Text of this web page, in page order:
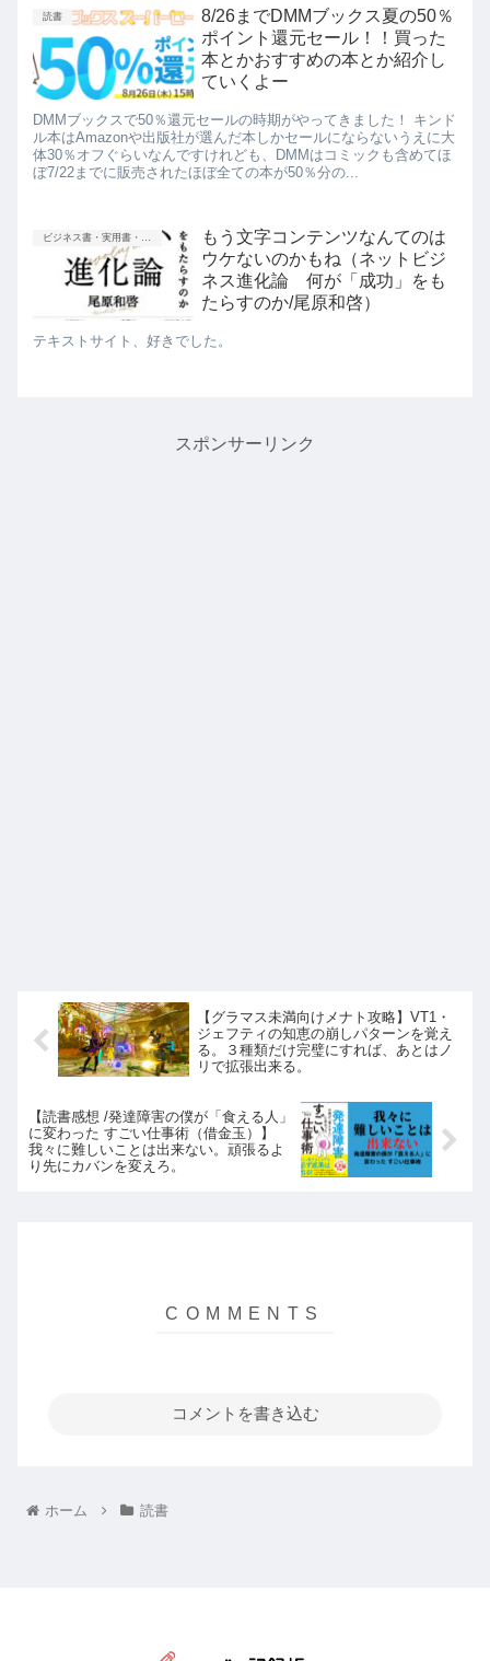
読書
8/26までDMMブックス夏の50％
ポイント還元セール！！買った
本とかおすすめの本とか紹介し
ていくよー
DMMブックスで50％還元セールの時期がやってきました！ キンド
ル本はAmazonや出版社が選んだ本しかセールにならないうえに大
体30％オフぐらいなんですけれども、DMMはコミックも含めてほ
ぼ7/22までに販売されたほぼ全ての本が50％分の...
ビジネス書・実用書・新書等
もう文字コンテンツなんてのは
ウケないのかもね（ネットビジ
ネス進化論 何が「成功」をも
たらすのか/尾原和啓）
テキストサイト、好きでした。
スポンサーリンク
【グラマス未満向けメナト攻略】VT1・
ジェフティの知恵の崩しパターンを覚え
る。３種類だけ完璧にすれば、あとはノ
リで拡張出来る。
【読書感想 /発達障害の僕が「食える人」
に変わった すごい仕事術（借金玉）】
我々に難しいことは出来ない。頑張るよ
り先にカバンを変えろ。
コメントを書き込む
ホーム 読書